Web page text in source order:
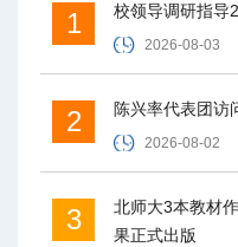
1 校领导调研指导
2026-08-03
2 陈兴率代表团访
2026-08-02
3
北师大3本教材
果正式出版